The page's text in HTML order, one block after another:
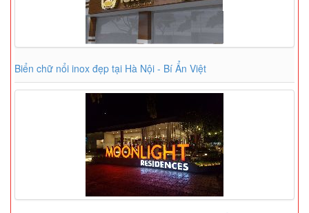
Biển chữ nổi inox đẹp tại Hà Nội - Bí Ẩn Việt